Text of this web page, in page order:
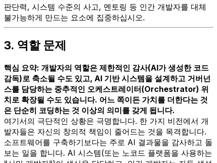
판단력, 시스템 수준의 사고, 멘토링 등 인간 개발자를 대체
불가능하게 만드는 요소에 집중하십시오.
3. 역할 문제
핵심 요약: 개발자의 역할은 제한적인 감사(AI가 생성한 코드
감독)로 축소될 수도 있고, AI 기반 시스템을 설계하고 거버넌
스를 담당하는 중추적인 오케스트레이터(Orchestrator) 위
치로 확장될 수도 있습니다. 어느 쪽이든 가치를 더한다는 것
은 단순히 코딩하는 것 이상의 의미를 갖게 됩니다.
여기서의 극단적인 상황은 극명합니다. 한 가지 비전에서 개
발자들은 자신의 창의적 책임이 줄어드는 것을 목격합니다.
소프트웨어를 구축하기보다는 주로 AI 결과물을 감사하고 돌
보는 일을 합니다. AI 시스템(또는 노코드 플랫폼을 사용하는